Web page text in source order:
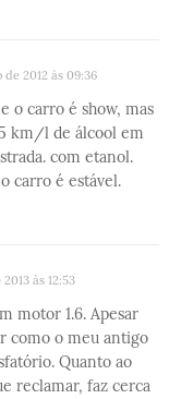
2012 às 09:36
o carro é show, mas
km/l de álcool em
com etanol.
carro é estável.
às 12:53
motor 1.6. Apesar
como o meu antigo
Quanto ao
reclamar, faz cerca